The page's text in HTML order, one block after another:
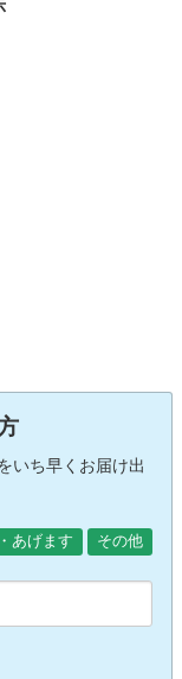
いち早くお届け出
あげます その他